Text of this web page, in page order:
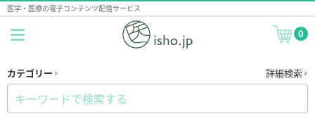
医学・医療の電子コンテンツ配信サービス
0
カテゴリー 詳細検索